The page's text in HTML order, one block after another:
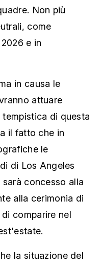
Non più
come
e in
in causa le
attuare
di questa
il fatto che in
le
di Los Angeles
concesso alla
alla cerimonia di
comparire nel
la situazione del